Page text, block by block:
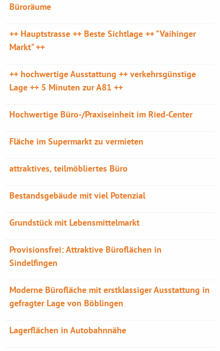
Büroräume
++ Hauptstrasse ++ Beste Sichtlage ++ "Vaihinger
Markt" ++
++ hochwertige Ausstattung ++ verkehrsgünstige
Lage ++ 5 Minuten zur A81 ++
Hochwertige Büro-/Praxiseinheit im Ried-Center
Fläche im Supermarkt zu vermieten
attraktives, teilmöbliertes Büro
Bestandsgebäude mit viel Potenzial
Grundstück mit Lebensmittelmarkt
Provisionsfrei: Attraktive Büroflächen in
Sindelfingen
Moderne Bürofläche mit erstklassiger Ausstattung in
gefragter Lage von Böblingen
Lagerflächen in Autobahnnähe